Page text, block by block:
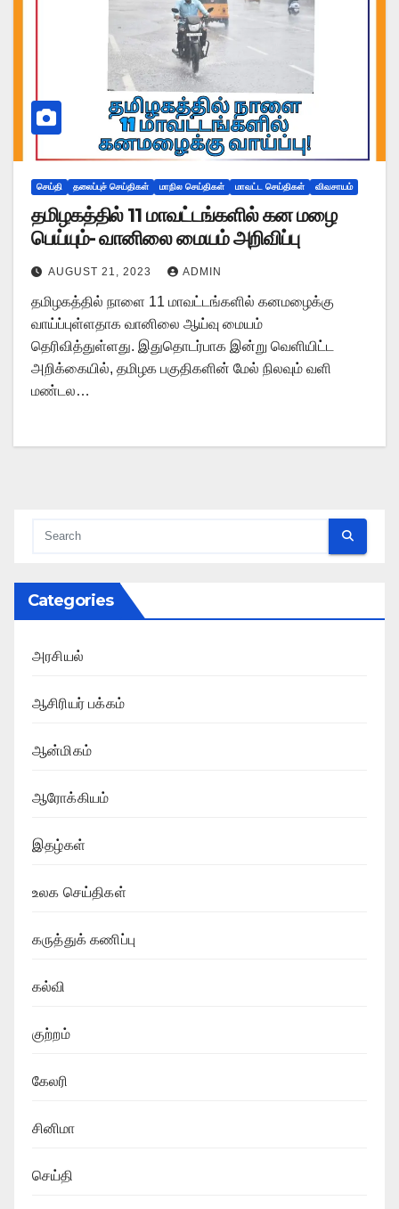
செய்தி தலைப்புச் செய்திகள் மாநில செய்திகள் மாவட்ட செய்திகள் விவசாயம்
தமிழகத்தில் 11 மாவட்டங்களில் கன மழை
பெய்யும்- வானிலை மையம் அறிவிப்பு
AUGUST 21, 2023 ADMIN
தமிழகத்தில் நாளை 11 மாவட்டங்களில் கனமழைக்கு
வாய்ப்புள்ளதாக வானிலை ஆய்வு மையம்
தெரிவித்துள்ளது. இதுதொடர்பாக இன்று வெளியிட்ட
அறிக்கையில், தமிழக பகுதிகளின் மேல் நிலவும் வளி
மண்டல…
Categories
அரசியல்
ஆசிரியர் பக்கம்
ஆன்மிகம்
ஆரோக்கியம்
இதழ்கள்
உலக செய்திகள்
கருத்துக் கணிப்பு
கல்வி
குற்றம்
கேலரி
சினிமா
செய்தி